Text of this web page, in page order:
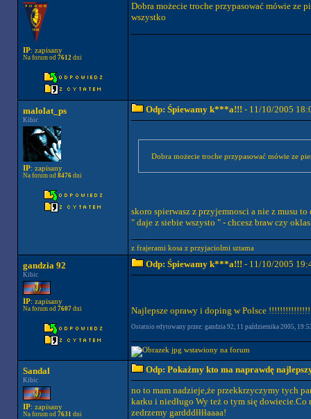
IP: zapisany
Na forum od 7612dni
Dobra możecie troche przypasować mówie ze
wszystko
malolat_ps
Kibic
IP: zapisany
Na forum od 8476dni
Odp: Śpiewamy k***a!!! - 11/10/2005
Dobra możecie troche przypasować mówie ze
skoro spierwasz z przyjemnosci a nie z musu
" daje z siebie wszysto " - chcesz braw czy
z frajerami kosa z przyjaciolmi sztama
gandzia 92
Kibic
IP: zapisany
Na forum od 7607dni
Odp: Śpiewamy k***a!!! - 11/10/2005
Najlepsze oprawy i doping w Polsce
Ostatnio edytowany przez: gandzia 92, 11 października 2005,
Sandal
Kibic
IP: zapisany
Na forum od 7631 dni
Odp: Pokażmy kto ma naprawdę
no to mam nadzieje,że przekkrzyczymy tych
karku i niedługo Wy też o tym się
zedrzemy gardddłłłłaaaa!